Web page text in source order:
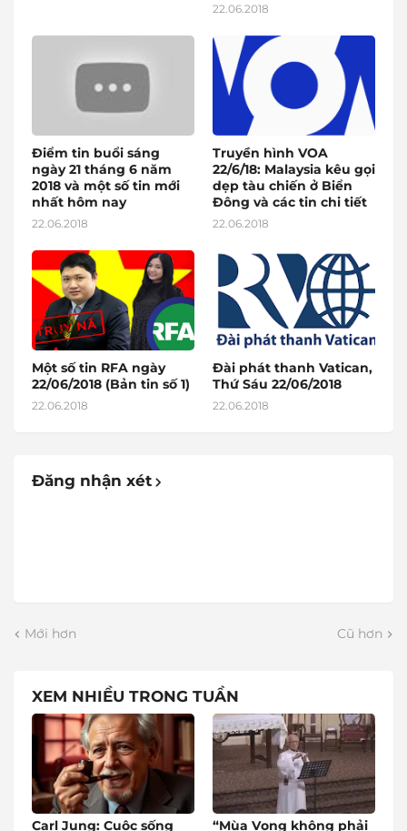
22.06.2018
Điểm tin buổi sáng
ngày 21 tháng 6 năm
2018 và một số tin mới
nhất hôm nay
22.06.2018
Truyền hình VOA
22/6/18: Malaysia kêu gọi
dẹp tàu chiến ở Biển
Đông và các tin chi tiết
22.06.2018
Một số tin RFA ngày
22/06/2018 (Bản tin số 1)
22.06.2018
Đài phát thanh Vatican,
Thứ Sáu 22/06/2018
22.06.2018
Đăng nhận xét
Mới hơn Cũ hơn
XEM NHIỀU TRONG TUẦN
Carl Jung: Cuộc sống “Mùa Vọng không phải